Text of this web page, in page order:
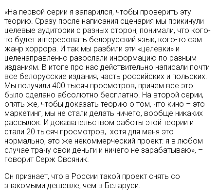
«На первой серии я запарился, чтобы проверить эту
теорию. Сразу после написания сценария мы прикинули
целевые аудитории с разных сторон, понимали, что кого-
то будет интересовать белорусский язык, кого-то сам
жанр хоррора. И так мы разбили эти «целевки» и
целенаправленно разослали информацию по разным
изданиям. В итоге про нас действительно написали почти
все белорусские издания, часть российских и польских.
Мы получили 400 тысяч просмотров, причем все это
было сделано абсолютно бесплатно. На второй серии,
опять же, чтобы доказать теорию о том, что кино – это
маркетинг, мы не стали делать ничего, вообще никаких
рассылок. И доказательством работы этой теории и
стали 20 тысяч просмотров, хотя для меня это
нормально, это же некоммерческий проект: я в любом
случае трачу свои деньги и ничего не зарабатываю», –
говорит Серж Овсяник.
Он признает, что в России такой проект снять со
знакомыми дешевле, чем в Беларуси.